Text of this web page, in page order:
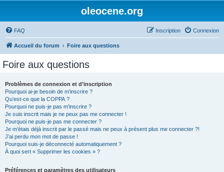
oleocene.org
FAQ Connexion
Inscription
Accueil du forum Foire aux questions
Foire aux questions
Problèmes de connexion et d’inscription
Pourquoi ai-je besoin de m’inscrire ?
Qu’est-ce que la COPPA ?
Pourquoi ne puis-je pas m’inscrire ?
Je suis inscrit mais je ne peux pas me connecter !
Pourquoi ne puis-je pas me connecter ?
Je m’étais déjà inscrit par le passé mais ne peux à présent plus me connecter ?!
J’ai perdu mon mot de passe !
Pourquoi suis-je déconnecté automatiquement ?
À quoi sert « Supprimer les cookies » ?
Préférences et paramètres des utilisateurs